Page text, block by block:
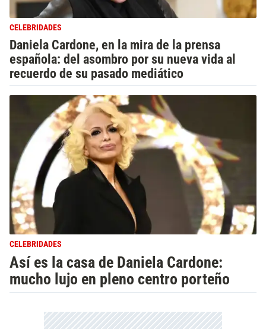
CELEBRIDADES
Daniela Cardone, en la mira de la prensa
española: del asombro por su nueva vida al
recuerdo de su pasado mediático
CELEBRIDADES
Así es la casa de Daniela Cardone:
mucho lujo en pleno centro porteño